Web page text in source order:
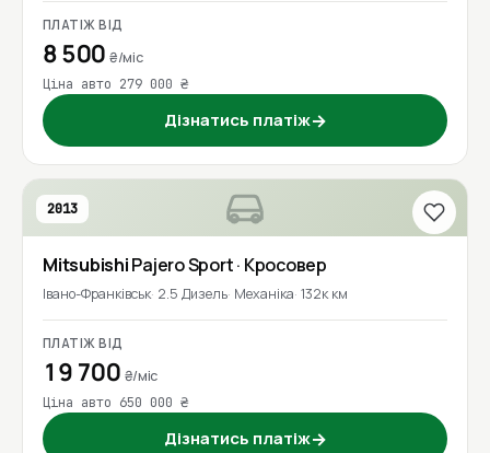
ПЛАТІЖ ВІД
8 500₴/міс
Ціна авто 279 000 ₴
Дізнатись платіж→
2013
MitsubishiPajero Sport· Кросовер
Івано-Франківськ 2.5 Дизель Механіка 132к км
ПЛАТІЖ ВІД
19 700 ₴/міс
Ціна авто 650 000 ₴
Дізнатись платіж→